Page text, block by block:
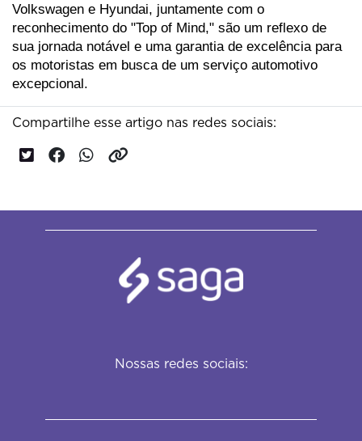
Volkswagen e Hyundai, juntamente com o
reconhecimento do "Top of Mind," são um reflexo de
sua jornada notável e uma garantia de excelência para
os motoristas em busca de um serviço automotivo
excepcional.
Compartilhe esse artigo nas redes sociais:
Nossas redes sociais: